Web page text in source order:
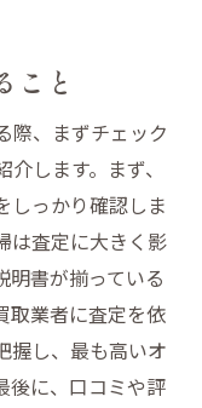
こと
際、まずチェック
します。まず、
しっかり確認しま
は査定に大きく影
明書が揃っている
取業者に査定を依
握し、最も高いオ
後に、口コミや評